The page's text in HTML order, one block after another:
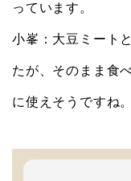
っています。
小峯：大豆ミート
たが、そのまま食
に使えそうですね。